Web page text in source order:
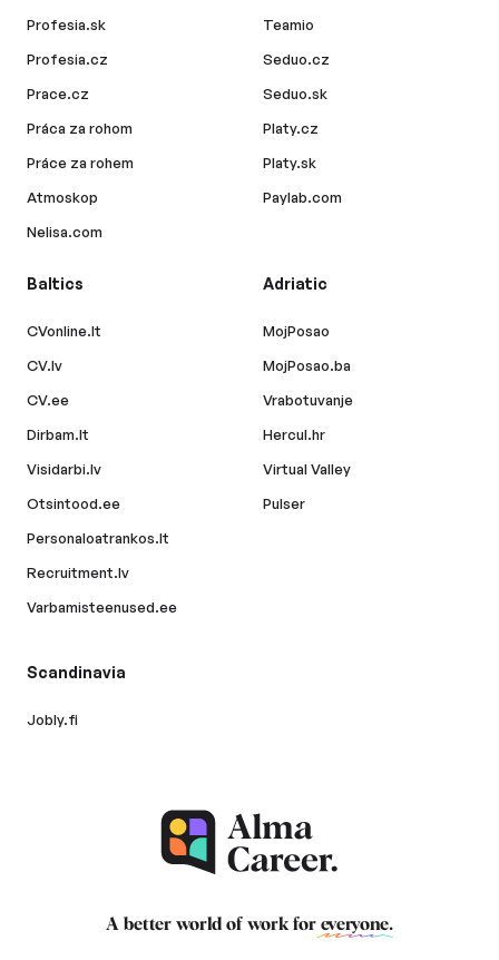
Profesia.sk
Profesia.cz
Prace.cz
Práca za rohom
Práce za rohem
Atmoskop
Nelisa.com
Teamio
Seduo.cz
Seduo.sk
Platy.cz
Platy.sk
Paylab.com
Baltics
CVonline.lt
CV.lv
CV.ee
Dirbam.lt
Visidarbi.lv
Otsintood.ee
Personaloatrankos.lt
Recruitment.lv
Varbamisteenused.ee
Adriatic
MojPosao
MojPosao.ba
Vrabotuvanje
Hercul.hr
Virtual Valley
Pulser
Scandinavia
Jobly.fi
A better world of work for everyone.